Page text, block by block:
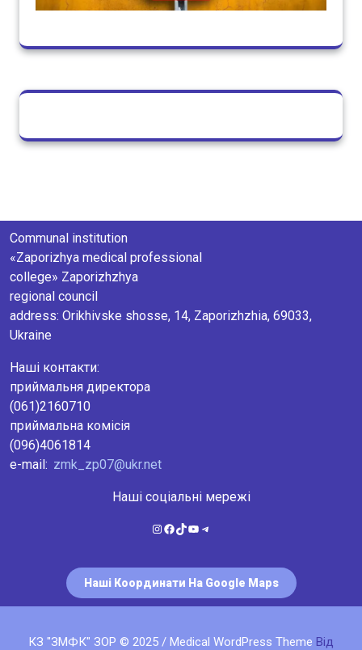
Communal institution
«Zaporizhya medical professional
college» Zaporizhzhya
regional council
аddress: Orikhivske shosse, 14, Zaporizhzhia, 69033,
Ukraine
Наші контакти:
приймальня директора
(061)2160710
приймальна комісія
(096)4061814
e-mail: zmk_zp07@ukr.net
Наші соціальні мережі
Instagram
Facebook
TikTok
YouTube
Telegram
Наші Координати На Google Maps
КЗ "ЗМФК" ЗОР © 2025 / Medical WordPress Theme Від